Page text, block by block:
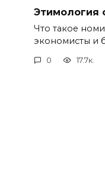
Этимология
Что такое
экономисты и
0 17.7к.